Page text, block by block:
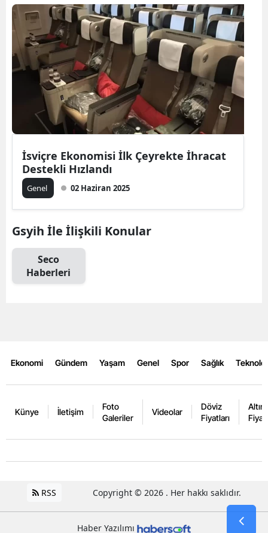
İsviçre Ekonomisi İlk Çeyrekte İhracat
Destekli Hızlandı
Genel 02 Haziran 2025
Gsyih İle İlişkili Konular
Seco
Haberleri
Ekonomi Gündem Yaşam Genel Spor Sağlık
Künye İletişim
Foto
Galeriler
Videolar
Döviz
Fiyatları
Altın
RSS Copyright © 2026 . Her hakkı saklıdır.
Haber Yazılımı